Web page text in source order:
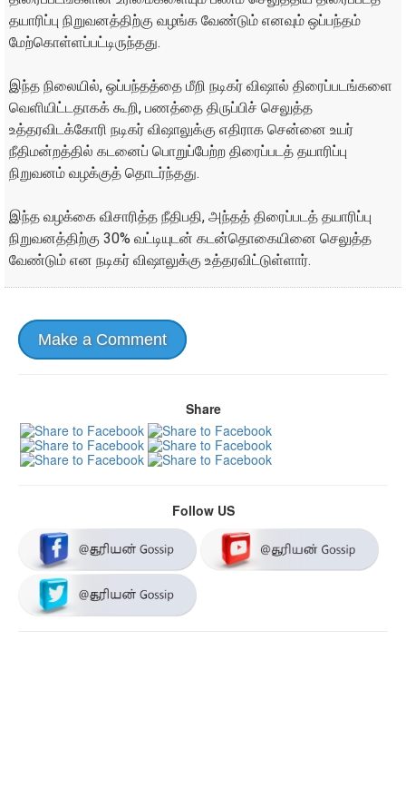
தயாரிப்பு நிறுவனத்திற்கு வழங்க வேண்டும் எனவும் ஒப்பந்தம்
மேற்கொள்ளப்பட்டிருந்தது.
இந்த நிலையில், ஒப்பந்தத்தை மீறி நடிகர் விஷால் திரைப்படங்களை
வெளியிட்டதாகக் கூறி, பணத்தை திருப்பிச் செலுத்த
உத்தரவிடக்கோரி நடிகர் விஷாலுக்கு எதிராக சென்னை உயர்
நீதிமன்றத்தில் கடனைப் பொறுப்பேற்ற திரைப்படத் தயாரிப்பு
நிறுவனம் வழக்குத் தொடர்ந்தது.
இந்த வழக்கை விசாரித்த நீதிபதி, அந்தத் திரைப்படத் தயாரிப்பு
நிறுவனத்திற்கு 30% வட்டியுடன் கடன்தொகையினை செலுத்த
வேண்டும் என நடிகர் விஷாலுக்கு உத்தரவிட்டுள்ளார்.
Make a Comment
Share
Follow US